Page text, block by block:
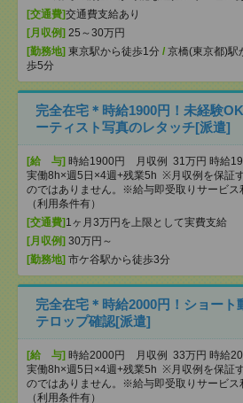
[交通費]交通費支給あり
[月収例] 25～30万円
[勤務地] 東京駅から徒歩1分 / 京橋(東京都)駅
歩5分
完全在宅＊時給1900円！未経験
ーティスト写真のレタッチ[派遣]
[給 与] 時給1900円 月収例 31万円 時給
実働8h×週5日×4週+残業5h ※月収例を保証
のではありません。※給与即受取りサービス
（利用条件有）
[交通費] 1ヶ月3万円を上限として実費支給
[月収例] 30万円～
[勤務地] 市ケ谷駅から徒歩3分
完全在宅＊時給2000円！ショート
テロップ確認[派遣]
[給 与] 時給2000円 月収例 33万円 時給
実働8h×週5日×4週+残業5h ※月収例を保証
のではありません。※給与即受取りサービス
（利用条件有）